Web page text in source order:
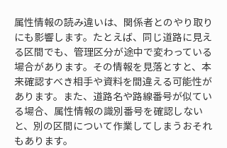
属性情報の読み違いは、関係者とのやり取り
にも影響します。たとえば、同じ道路に見え
る区間でも、管理区分が途中で変わっている
場合があります。その情報を見落とすと、本
来確認すべき相手や資料を間違える可能性が
あります。また、道路名や路線番号が似てい
る場合、属性情報の識別番号を確認しない
と、別の区間について作業してしまうおそれ
もあります。